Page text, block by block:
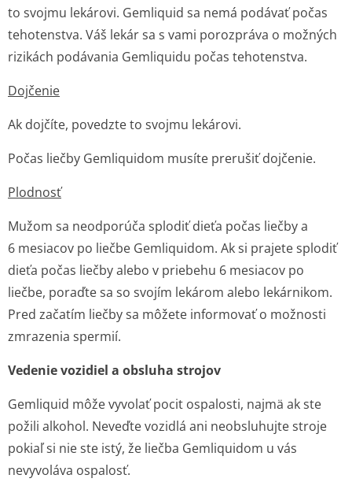
to svojmu lekárovi. Gemliquid sa nemá podávať počas
tehotenstva. Váš lekár sa s vami porozpráva o možných
rizikách podávania Gemliquidu počas tehotenstva.
Dojčenie
Ak dojčíte, povedzte to svojmu lekárovi.
Počas liečby Gemliquidom musíte prerušiť dojčenie.
Plodnosť
Mužom sa neodporúča splodiť dieťa počas liečby a
6 mesiacov po liečbe Gemliquidom. Ak si prajete splodiť
dieťa počas liečby alebo v priebehu 6 mesiacov po
liečbe, poraďte sa so svojím lekárom alebo lekárnikom.
Pred začatím liečby sa môžete informovať o možnosti
zmrazenia spermií.
Vedenie vozidiel a obsluha strojov
Gemliquid môže vyvolať pocit ospalosti, najmä ak ste
požili alkohol. Neveďte vozidlá ani neobsluhujte stroje
pokiaľ si nie ste istý, že liečba Gemliquidom u vás
nevyvoláva ospalosť.